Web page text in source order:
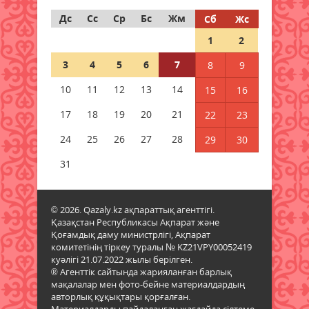
Дауыл, жаңбыр: Еліміздің
бірнеше өңірінде ауа райына
байланысты ескерту жасалды
Бұршақ, дауыл: Еліміздің 16
өңірінде дауылды ескерту
жарияланды
Синоптиктер Қазақстанның екі
қаласында ауа сапасы
нашарлауы мүмкін екенін
ескертті
06 тамыз 2026 ж. 79
Дс
Сс Ср Бс Жм Сб
Жс
1
2
3
4 5 6 7 8
9
10
11 12 13 14 15
16
17
18 19 20 21 22
23
24
25 26 27 28 29
30
31
© 2026. Qazaly.kz ақпараттық агенттігі.
Қазақстан Республикасы Ақпарат және
Қоғамдық даму министрлігі, Ақпарат
комитетінің тіркеу туралы № KZ21VPY00052419
куәлігі 21.07.2022 жылы берілген.
® Агенттік сайтында жарияланған барлық
мақалалар мен фото-бейне материалдардың
авторлық құқықтары қорғалған.